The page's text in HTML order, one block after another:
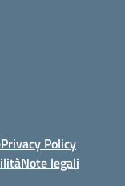
Privacy Policy
Note legali